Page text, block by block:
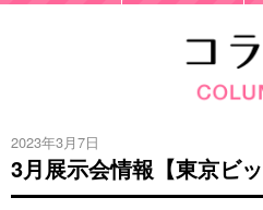
2023年3月7日
3月展示会情報【東京ビ